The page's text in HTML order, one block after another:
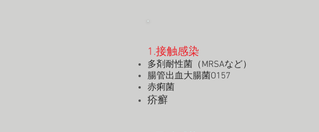
1.接触感染
多剤耐性菌（MRSAなど）
腸管出血大腸菌O157
赤痢菌
疥癬